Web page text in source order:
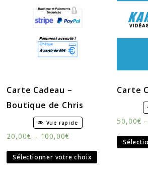
Carte Cadeau –
Boutique de Chris
Vue rapide
20,00€ – 100,00€
Sélectionner votre choix
Carte
50,00€ –